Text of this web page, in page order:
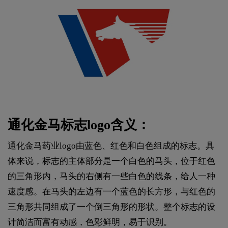
通化金马标志logo含义：
通化金马药业logo由蓝色、红色和白色组成的标志。具
体来说，标志的主体部分是一个白色的马头，位于红色
的三角形内，马头的右侧有一些白色的线条，给人一种
速度感。在马头的左边有一个蓝色的长方形，与红色的
三角形共同组成了一个倒三角形的形状。整个标志的设
计简洁而富有动感，色彩鲜明，易于识别。